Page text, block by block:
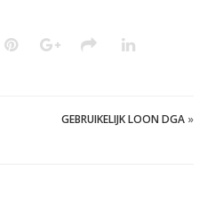
GEBRUIKELIJK LOON DGA »